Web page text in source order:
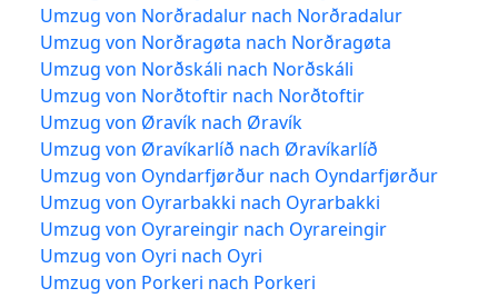
Umzug von Norðradalur nach Norðradalur
Umzug von Norðragøta nach Norðragøta
Umzug von Norðskáli nach Norðskáli
Umzug von Norðtoftir nach Norðtoftir
Umzug von Øravík nach Øravík
Umzug von Øravíkarlíð nach Øravíkarlíð
Umzug von Oyndarfjørður nach Oyndarfjørður
Umzug von Oyrarbakki nach Oyrarbakki
Umzug von Oyrareingir nach Oyrareingir
Umzug von Oyri nach Oyri
Umzug von Porkeri nach Porkeri